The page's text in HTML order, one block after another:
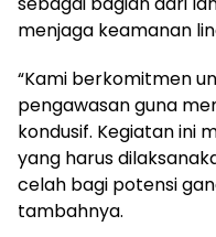
menjaga keamanan
“Kami berkomitmen
pengawasan guna
kondusif. Kegiatan ini
yang harus
celah bagi potensi
tambahnya.